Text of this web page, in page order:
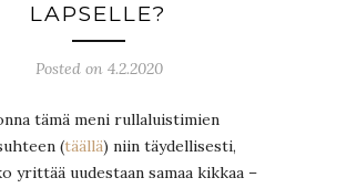
LAPSELLE?
Posted on 4.2.2020
tämä meni rullaluistimien
(täällä) niin täydellisesti,
yrittää uudestaan samaa kikkaa –